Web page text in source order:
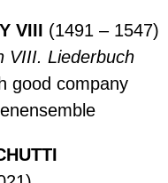
VIII (1491 – 1547)
VIII. Liederbuch
good company